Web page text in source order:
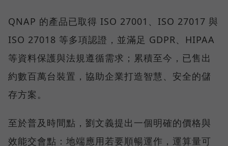
QNAP 的產品已取得 ISO 27001、ISO 27017 與
ISO 27018 等多項認證，並滿足 GDPR、HIPAA
等資料保護與法規遵循需求；累積至今，已售出
約數百萬台裝置，協助企業打造智慧、安全的儲
存方案。
至於普及時間點，劉文義提出一個明確的價格與
效能交會點：地端應用若要順暢運作，運算量可